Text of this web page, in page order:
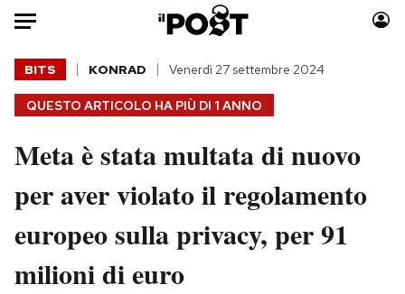
Auto
HOME
Italia
Politica
Tecnologia
Internet
Scienza
Moda
Consumismi
Storie/Idee
Ok Boomer!
QUESTO ARTICOLO HA PIÙ DI 1 ANNO
BITS KONRAD Venerdì 27 settembre 2024
Meta è stata multata di nuovo
per aver violato il regolamento
europeo sulla privacy, per 91
milioni di euro